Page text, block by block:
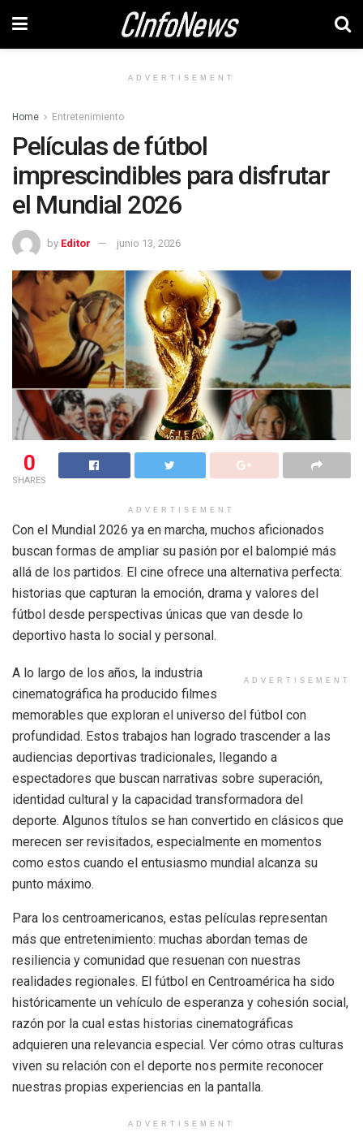
ADVERTISEMENT
Home Entretenimiento
Películas de fútbol
imprescindibles para disfrutar
el Mundial 2026
by Editor junio 13, 2026
0
SHARES
ADVERTISEMENT
Con el Mundial 2026 ya en marcha, muchos aficionados
buscan formas de ampliar su pasión por el balompié más
allá de los partidos. El cine ofrece una alternativa perfecta:
historias que capturan la emoción, drama y valores del
fútbol desde perspectivas únicas que van desde lo
deportivo hasta lo social y personal.
ADVERTISEMENT
A lo largo de los años, la industria
cinematográfica ha producido filmes
memorables que exploran el universo del fútbol con
profundidad. Estos trabajos han logrado trascender a las
audiencias deportivas tradicionales, llegando a
espectadores que buscan narrativas sobre superación,
identidad cultural y la capacidad transformadora del
deporte. Algunos títulos se han convertido en clásicos que
merecen ser revisitados, especialmente en momentos
como estos cuando el entusiasmo mundial alcanza su
punto máximo.
Para los centroamericanos, estas películas representan
más que entretenimiento: muchas abordan temas de
resiliencia y comunidad que resuenan con nuestras
realidades regionales. El fútbol en Centroamérica ha sido
históricamente un vehículo de esperanza y cohesión social,
razón por la cual estas historias cinematográficas
adquieren una relevancia especial. Ver cómo otras culturas
viven su relación con el deporte nos permite reconocer
nuestras propias experiencias en la pantalla.
ADVERTISEMENT